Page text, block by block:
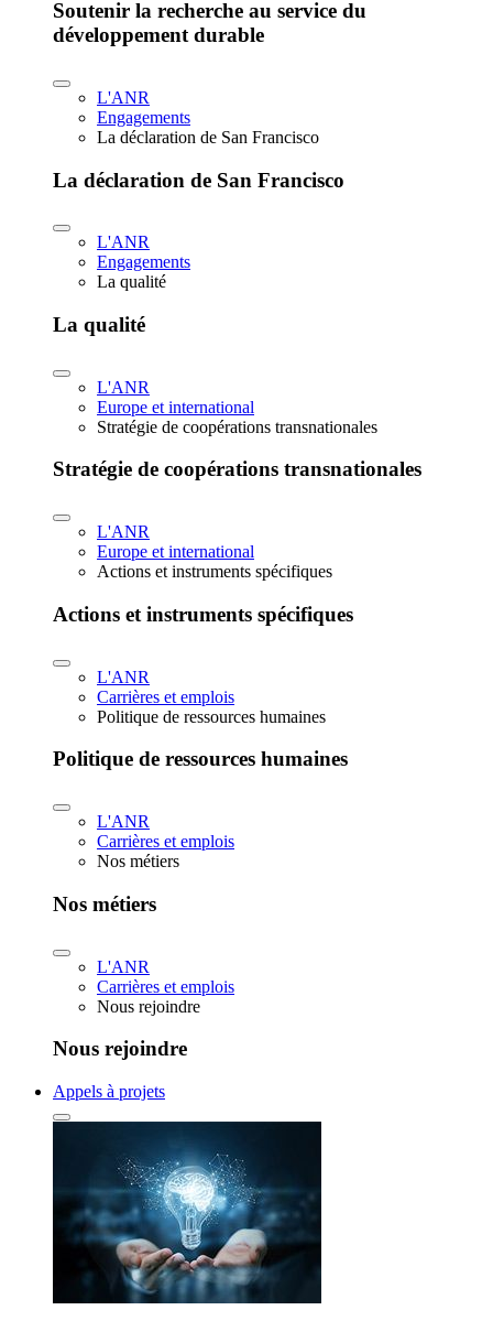
Soutenir la recherche au service du
développement durable
L'ANR
Engagements
La déclaration de San Francisco
La déclaration de San Francisco
L'ANR
Engagements
La qualité
La qualité
L'ANR
Europe et international
Stratégie de coopérations transnationales
Stratégie de coopérations transnationales
L'ANR
Europe et international
Actions et instruments spécifiques
Actions et instruments spécifiques
L'ANR
Carrières et emplois
Politique de ressources humaines
Politique de ressources humaines
L'ANR
Carrières et emplois
Nos métiers
Nos métiers
L'ANR
Carrières et emplois
Nous rejoindre
Nous rejoindre
Appels à projets